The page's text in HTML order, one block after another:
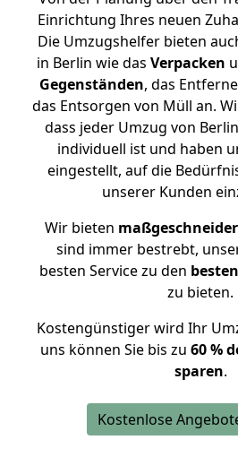
Einrichtung Ihres neuen
Die Umzugshelfer bieten
in Berlin wie das Verpacken
Gegenständen, das
das Entsorgen von Müll an.
dass jeder Umzug von
individuell ist und haben
eingestellt, auf die
unserer Kunden
Wir bieten
sind immer bestrebt,
besten Service zu den
zu bieten.
Kostengünstiger wird Ihr
uns können Sie bis zu 60 %
sparen.
Kostenlose